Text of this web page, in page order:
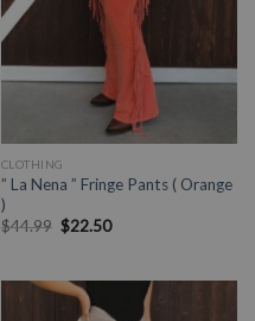
CLOTHING
” La Nena ” Fringe Pants ( Orange
)
$44.99 $22.50